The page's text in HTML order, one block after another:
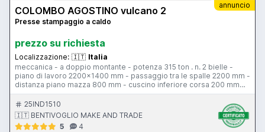
annuncio
COLOMBO AGOSTINO vulcano 2
Presse stampaggio a caldo
prezzo su richiesta
Localizzazione: 🇮🇹 Italia
meccanica - a doppio montante - potenza 315 ton . n. 2 bielle -
piano di lavoro 2200x1400 mm - passaggio tra le spalle 2200 mm -
distanza piano mazza 800 mm - cuscino inferiore corsa 200 mm
80 ton - 17 colpi al minuto - corsa slitta 400 mm - dimensione
mazza 2350x1100 mm - regolazione mazza 120 mm - peso 50200
kg - potenza motore generale 40 CV
25IND1510
🇮🇹 BENTIVOGLIO MAKE AND TRADE
5
4